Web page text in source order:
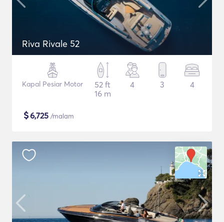
Riva Rivale 52
Kapal Pesiar Motor
52 ft
16 m
4 3 4
$6,725 /malam